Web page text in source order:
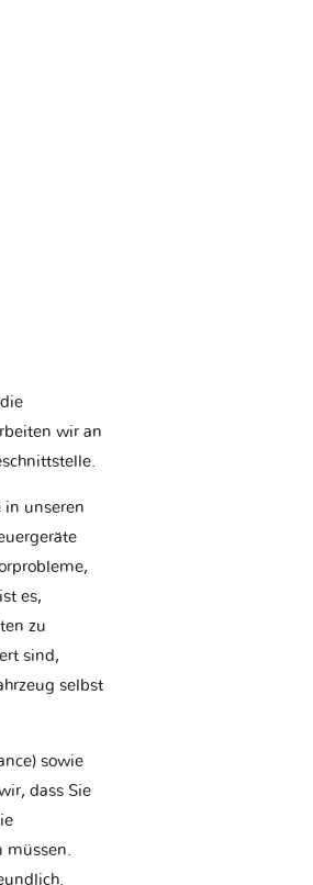
wir an
in unseren
es,
zu
sind,
selbst
sowie
dass Sie
müssen.